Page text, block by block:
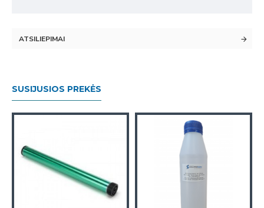
ATSILIEPIMAI
SUSIJUSIOS PREKĖS